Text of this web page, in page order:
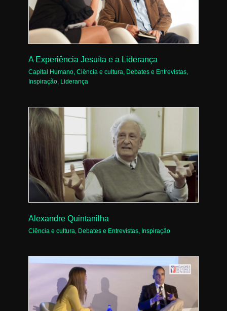
A Experiência Jesuíta e a Liderança
Capital Humano,Ciência e cultura, Debates e Entrevistas,
Inspiração, Liderança
Alexandre Quintanilha
Ciência e cultura, Debates e Entrevistas, Inspiração